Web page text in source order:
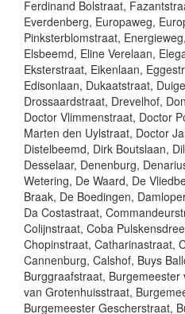
Ferdinand Bolstraat,
Everdenberg, Europaweg,
Pinksterblomstraat,
Elsbeemd, Eline Verelaan,
Eksterstraat, Eikenlaan,
Edisonlaan, Dukaatstraat,
Drossaardstraat, Drevelhof,
Doctor Vlimmenstraat, Doctor
Marten den Uylstraat, Doctor
Distelbeemd, Dirk Boutslaan,
Desselaar, Denenburg,
Wetering, De Waard, De
Braak, De Boedingen,
Da Costastraat,
Colijnstraat, Coba
Chopinstraat, Catharinastraat,
Cannenburg, Calshof, Buys
Burggraafstraat,
van Grotenhuisstraat,
Burgemeester Gescherstraat,